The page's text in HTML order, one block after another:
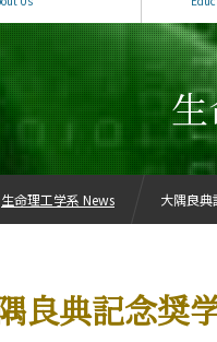
良典記念奨
生命理工学系 News 大隅良